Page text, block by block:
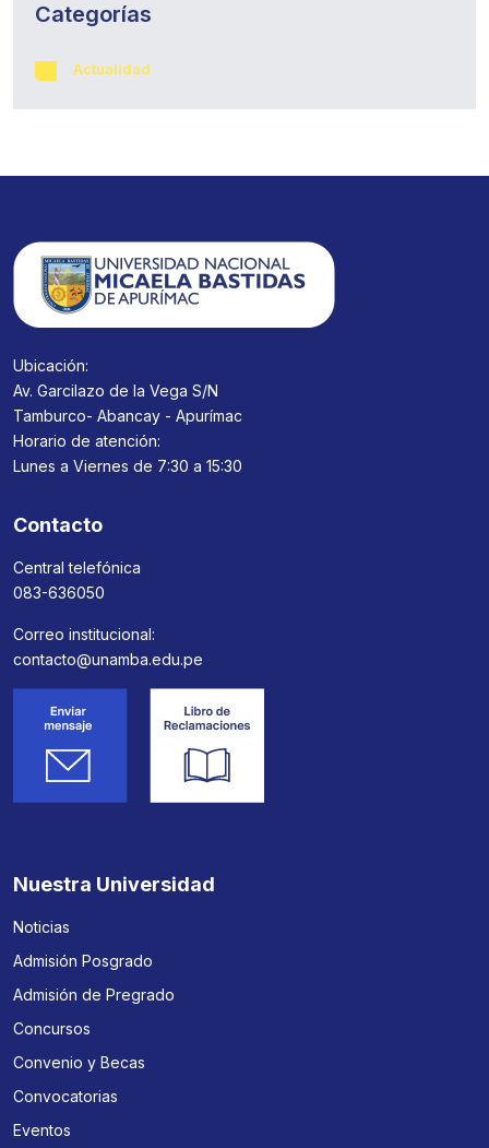
Categorías
Actualidad
Ubicación:
Av. Garcilazo de la Vega S/N
Tamburco- Abancay - Apurímac
Horario de atención:
Lunes a Viernes de 7:30 a 15:30
Contacto
Central telefónica
083-636050
Correo institucional:
contacto@unamba.edu.pe
Nuestra Universidad
Noticias
Admisión Posgrado
Admisión de Pregrado
Concursos
Convenio y Becas
Convocatorias
Eventos